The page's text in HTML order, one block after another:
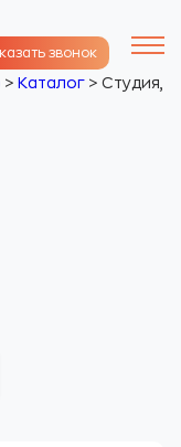
звонок
> Каталог > Студия,